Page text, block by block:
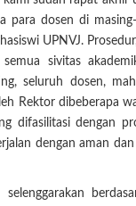
para dosen di
UPNVJ.
sivitas
seluruh dosen,
Rektor dibeberapa
difasilitasi dengan
dengan aman